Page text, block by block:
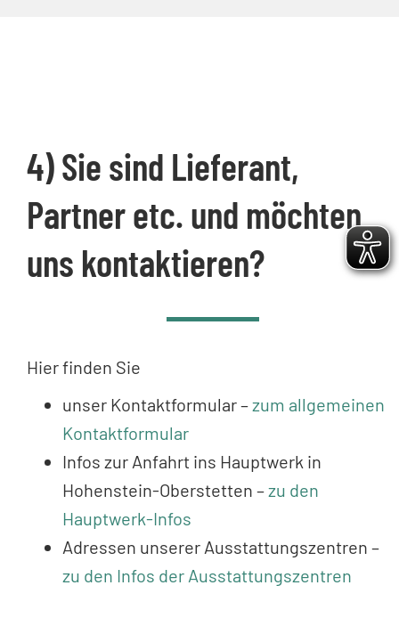
4) Sie sind Lieferant,
Partner etc. und möchten
uns kontaktieren?
Hier finden Sie
unser Kontaktformular –zum allgemeinen
Kontaktformular
Infos zur Anfahrt ins Hauptwerk in
Hohenstein-Oberstetten –zu den
Hauptwerk-Infos
Adressen unserer Ausstattungszentren –
zu den Infos der Ausstattungszentren